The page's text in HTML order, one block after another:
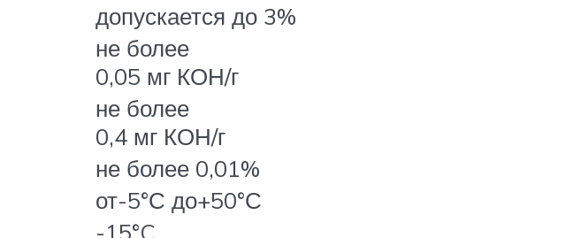
допускается до 3%
не более
0,05 мг КОН/г
не более
0,4 мг КОН/г
не более 0,01%
от-5°С до+50°С
-15°C